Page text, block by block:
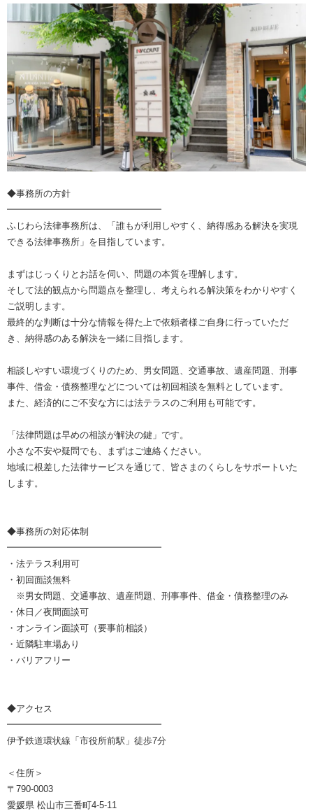
◆事務所の方針
━━━━━━━━━━━━━━━━━
ふじわら法律事務所は、「誰もが利用しやすく、納得感ある解決を実現
できる法律事務所」を目指しています。
まずはじっくりとお話を伺い、問題の本質を理解します。
そして法的観点から問題点を整理し、考えられる解決策をわかりやすく
ご説明します。
最終的な判断は十分な情報を得た上で依頼者様ご自身に行っていただ
き、納得感のある解決を一緒に目指します。
相談しやすい環境づくりのため、男女問題、交通事故、遺産問題、刑事
事件、借金・債務整理などについては初回相談を無料としています。
また、経済的にご不安な方には法テラスのご利用も可能です。
「法律問題は早めの相談が解決の鍵」です。
小さな不安や疑問でも、まずはご連絡ください。
地域に根差した法律サービスを通じて、皆さまのくらしをサポートいた
します。
◆事務所の対応体制
━━━━━━━━━━━━━━━━━
・法テラス利用可
・初回面談無料
※男女問題、交通事故、遺産問題、刑事事件、借金・債務整理のみ
・休日／夜間面談可
・オンライン面談可（要事前相談）
・近隣駐車場あり
・バリアフリー
◆アクセス
━━━━━━━━━━━━━━━━━
伊予鉄道環状線「市役所前駅」徒歩7分
＜住所＞
〒790-0003
愛媛県 松山市三番町4-5-11